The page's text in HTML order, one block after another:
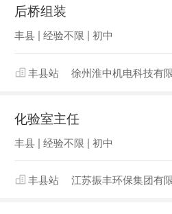
后桥组装
丰县 | 经验不限 | 初中
丰县站 徐州淮中机电科技有
化验室主任
丰县 | 经验不限 | 初中
丰县站 江苏振丰环保集团有